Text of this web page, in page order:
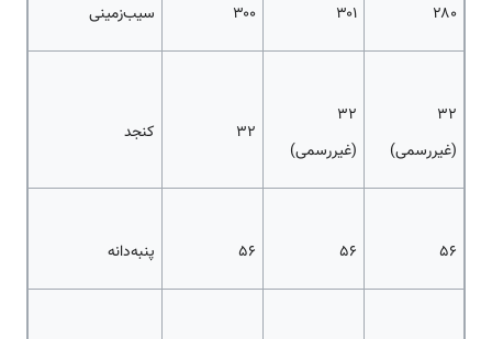
۲۸۰ ۳۰۱ ۳۰۰ سیب‌زمینی
۳۲
(غیررسمی)
۳۲
(غیررسمی)
۳۲ کنجد
۵۶ ۵۶ ۵۶ پنبه‌دانه